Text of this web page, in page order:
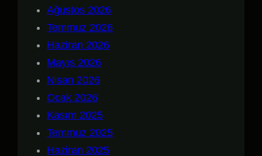
Ağustos 2026
Temmuz 2026
Haziran 2026
Mayıs 2026
Nisan 2026
Ocak 2026
Kasım 2025
Temmuz 2025
Haziran 2025